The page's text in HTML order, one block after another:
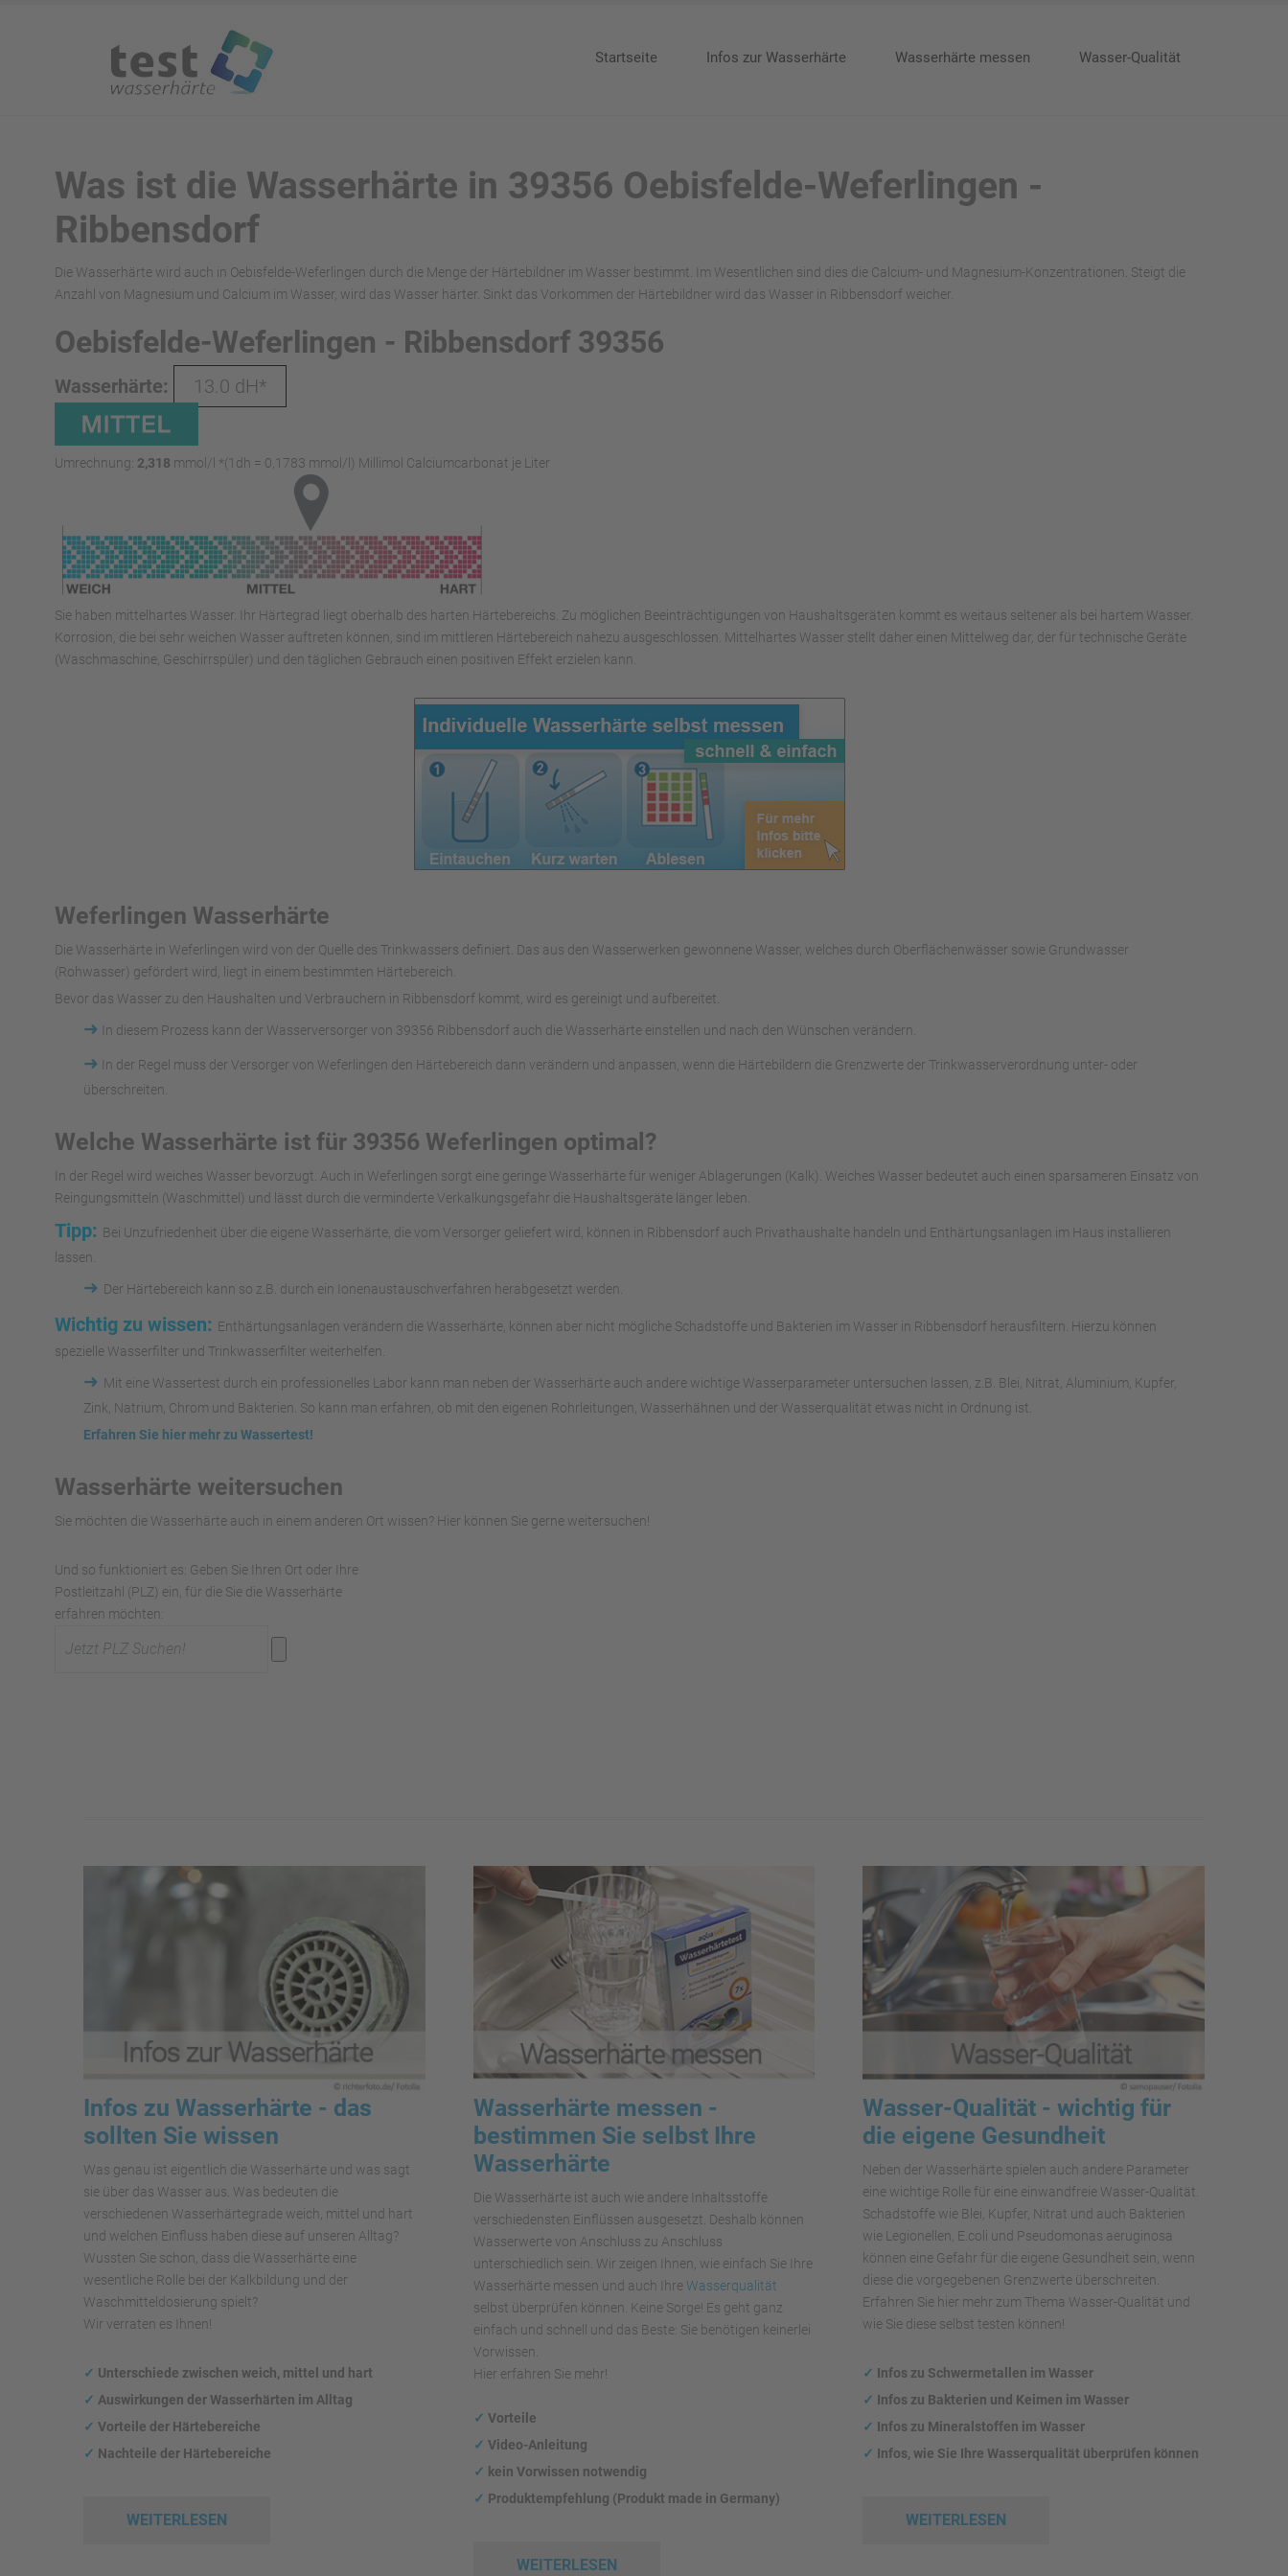
Startseite Infos zur Wasserhärte Wasserhärte messen Wasser-Qualität
Was ist die Wasserhärte in 39356 Oebisfelde-Weferlingen -
Ribbensdorf
Die Wasserhärte wird auch in Oebisfelde-Weferlingen durch die Menge der Härtebildner im Wasser bestimmt. Im Wesentlichen sind dies die Calcium- und Magnesium-Konzentrationen. Steigt die
Anzahl von Magnesium und Calcium im Wasser, wird das Wasser härter. Sinkt das Vorkommen der Härtebildner wird das Wasser in Ribbensdorf weicher.
Oebisfelde-Weferlingen - Ribbensdorf 39356
Wasserhärte: 13.0 dH*
Umrechnung: 2,318 mmol/l *(1dh = 0,1783 mmol/l) Millimol Calciumcarbonat je Liter
Sie haben mittelhartes Wasser. Ihr Härtegrad liegt oberhalb des harten Härtebereichs. Zu möglichen Beeinträchtigungen von Haushaltsgeräten kommt es weitaus seltener als bei hartem Wasser.
Korrosion, die bei sehr weichen Wasser auftreten können, sind im mittleren Härtebereich nahezu ausgeschlossen. Mittelhartes Wasser stellt daher einen Mittelweg dar, der für technische Geräte
(Waschmaschine, Geschirrspüler) und den täglichen Gebrauch einen positiven Effekt erzielen kann.
Weferlingen Wasserhärte
Die Wasserhärte in Weferlingen wird von der Quelle des Trinkwassers definiert. Das aus den Wasserwerken gewonnene Wasser, welches durch Oberflächenwässer sowie Grundwasser
(Rohwasser) gefördert wird, liegt in einem bestimmten Härtebereich.
Bevor das Wasser zu den Haushalten und Verbrauchern in Ribbensdorf kommt, wird es gereinigt und aufbereitet.
➜ In diesem Prozess kann der Wasserversorger von 39356 Ribbensdorf auch die Wasserhärte einstellen und nach den Wünschen verändern.
➜
In der Regel muss der Versorger von Weferlingen den Härtebereich dann verändern und anpassen, wenn die Härtebildern die Grenzwerte der Trinkwasserverordnung unter- oder
überschreiten.
Welche Wasserhärte ist für 39356 Weferlingen optimal?
In der Regel wird weiches Wasser bevorzugt. Auch in Weferlingen sorgt eine geringe Wasserhärte für weniger Ablagerungen (Kalk). Weiches Wasser bedeutet auch einen sparsameren Einsatz von
Reingungsmitteln (Waschmittel) und lässt durch die verminderte Verkalkungsgefahr die Haushaltsgeräte länger leben.
Tipp: Bei Unzufriedenheit über die eigene Wasserhärte, die vom Versorger geliefert wird, können in Ribbensdorf auch Privathaushalte handeln und Enthärtungsanlagen im Haus installieren
lassen.
➜ Der Härtebereich kann so z.B. durch ein Ionenaustauschverfahren herabgesetzt werden.
Wichtig zu wissen: Enthärtungsanlagen verändern die Wasserhärte, können aber nicht mögliche Schadstoffe und Bakterien im Wasser in Ribbensdorf herausfiltern. Hierzu können
spezielle Wasserfilter und Trinkwasserfilter weiterhelfen.
➜ Mit eine Wassertest durch ein professionelles Labor kann man neben der Wasserhärte auch andere wichtige Wasserparameter untersuchen lassen, z.B. Blei, Nitrat, Aluminium, Kupfer,
Zink, Natrium, Chrom und Bakterien. So kann man erfahren, ob mit den eigenen Rohrleitungen, Wasserhähnen und der Wasserqualität etwas nicht in Ordnung ist.
Erfahren Sie hier mehr zu Wassertest!
Wasserhärte weitersuchen
Sie möchten die Wasserhärte auch in einem anderen Ort wissen? Hier können Sie gerne weitersuchen!
Und so funktioniert es: Geben Sie Ihren Ort oder Ihre
Postleitzahl (PLZ) ein, für die Sie die Wasserhärte
erfahren möchten:
Infos zu Wasserhärte - das
sollten Sie wissen
Was genau ist eigentlich die Wasserhärte und was sagt
sie über das Wasser aus. Was bedeuten die
verschiedenen Wasserhärtegrade weich, mittel und hart
und welchen Einfluss haben diese auf unseren Alltag?
Wussten Sie schon, dass die Wasserhärte eine
wesentliche Rolle bei der Kalkbildung und der
Waschmitteldosierung spielt?
Wir verraten es Ihnen!
✓ Unterschiede zwischen weich, mittel und hart
✓ Auswirkungen der Wasserhärten im Alltag
✓ Vorteile der Härtebereiche
✓ Nachteile der Härtebereiche
WEITERLESEN
Wasserhärte messen -
bestimmen Sie selbst Ihre
Wasserhärte
Die Wasserhärte ist auch wie andere Inhaltsstoffe
verschiedensten Einflüssen ausgesetzt. Deshalb können
Wasserwerte von Anschluss zu Anschluss
unterschiedlich sein. Wir zeigen Ihnen, wie einfach Sie Ihre
Wasserhärte messen und auch IhreWasserqualität
selbst überprüfen können. Keine Sorge! Es geht ganz
einfach und schnell und das Beste: Sie benötigen keinerlei
Vorwissen.
Hier erfahren Sie mehr!
✓ Vorteile
✓ Video-Anleitung
✓ kein Vorwissen notwendig
✓ Produktempfehlung (Produkt made in Germany)
WEITERLESEN
Wasser-Qualität - wichtig für
die eigene Gesundheit
Neben der Wasserhärte spielen auch andere Parameter
eine wichtige Rolle für eine einwandfreie Wasser-Qualität.
Schadstoffe wie Blei, Kupfer, Nitrat und auch Bakterien
wie Legionellen, E.coli und Pseudomonas aeruginosa
können eine Gefahr für die eigene Gesundheit sein, wenn
diese die vorgegebenen Grenzwerte überschreiten.
Erfahren Sie hier mehr zum Thema Wasser-Qualität und
wie Sie diese selbst testen können!
✓ Infos zu Schwermetallen im Wasser
✓ Infos zu Bakterien und Keimen im Wasser
✓ Infos zu Mineralstoffen im Wasser
✓ Infos, wie Sie Ihre Wasserqualität überprüfen können
WEITERLESEN